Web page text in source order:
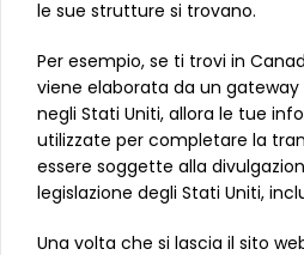
le sue strutture si trovano.
Per esempio, se ti trovi in
viene elaborata da un
negli Stati Uniti, allora le tue
utilizzate per completare la
essere soggette alla
legislazione degli Stati Uniti,
Una volta che si lascia il sito